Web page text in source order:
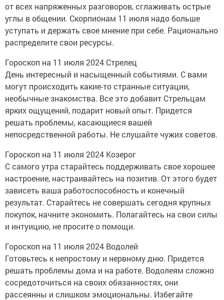
от всех напряженных разговоров, сглаживать острые
углы в общении. Скорпионам 11 июля надо больше
уступать и держать свое мнение при себе. Рационально
распределите свои ресурсы.
Гороскоп на 11 июля 2024 Стрелец
День интересный и насыщенный событиями. С вами
могут происходить какие-то странные ситуации,
необычные знакомства. Все это добавит Стрельцам
ярких ощущений, подарит новый опыт. Придется
решать проблемы, касающиеся вашей
непосредственной работы. Не слушайте чужих советов.
Гороскоп на 11 июля 2024 Козерог
С самого утра старайтесь поддерживать свое хорошее
настроение, настраивайтесь на позитив. От этого будет
зависеть ваша работоспособность и конечный
результат. Старайтесь не совершать сегодня крупных
покупок, начните экономить. Полагайтесь на свои силы
и интуицию, не просите о помощи.
Гороскоп на 11 июля 2024 Водолей
Готовьтесь к непростому и нервному дню. Придется
решать проблемы дома и на работе. Водолеям сложно
сосредоточиться на своих обязанностях, они
рассеянны и слишком эмоциональны. Избегайте